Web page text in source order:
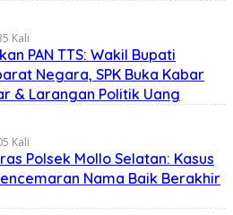
Kali
PAN TTS: Wakil Bupati
Negara, SPK Buka Kabar
& Larangan Politik Uang
Kali
Polsek Mollo Selatan: Kasus
Nama Baik Berakhir